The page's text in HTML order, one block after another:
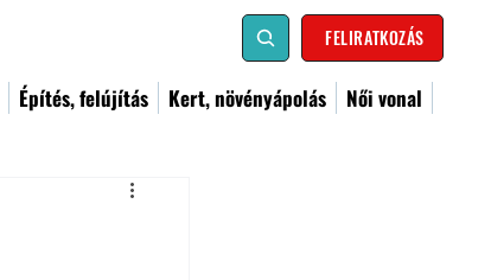
FELIRATKOZÁS
Építés, felújítás Kert, növényápolás
Női vonal